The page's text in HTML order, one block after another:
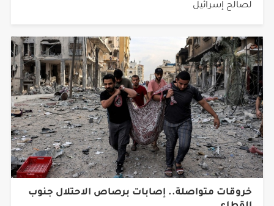
لصالح إسرائيل
خروقات متواصلة.. إصابات برصاص الاحتلال جنوب